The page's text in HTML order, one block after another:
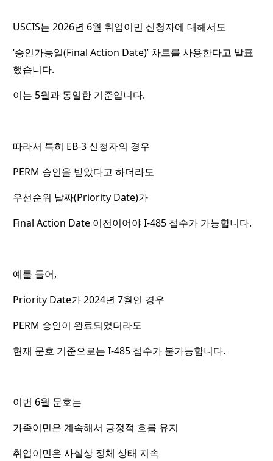
USCIS는 2026년 6월 취업이민 신청자에 대해서도
‘승인가능일(Final Action Date)’ 차트를 사용한다고 발표
했습니다.
이는 5월과 동일한 기준입니다.
따라서 특히 EB-3 신청자의 경우
PERM 승인을 받았다고 하더라도
우선순위 날짜(Priority Date)가
Final Action Date 이전이어야 I-485 접수가 가능합니다.
예를 들어,
Priority Date가 2024년 7월인 경우
PERM 승인이 완료되었더라도
현재 문호 기준으로는 I-485 접수가 불가능합니다.
이번 6월 문호는
가족이민은 계속해서 긍정적 흐름 유지
취업이민은 사실상 정체 상태 지속